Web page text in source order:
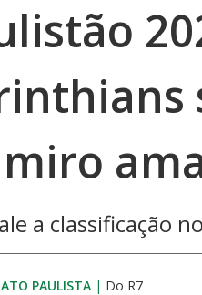
a classificação
PAULISTA | Do R7